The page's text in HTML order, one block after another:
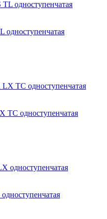
одноступенчатая
TC одноступенчатая